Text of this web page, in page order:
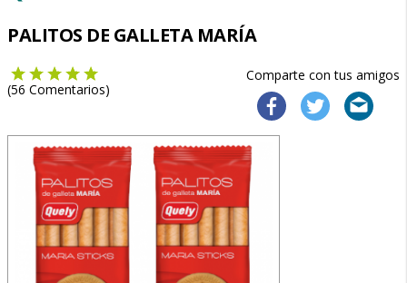
PALITOS DE GALLETA MARÍA
Comparte con tus amigos
(56 Comentarios)